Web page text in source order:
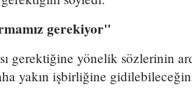
gerekiyor"
gerektiğine yönelik sözlerinin
yakın işbirliğine